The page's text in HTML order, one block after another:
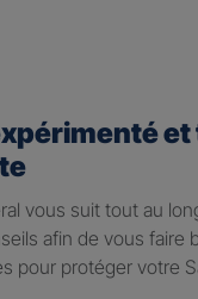
vous suit tout au
afin de vous faire
pour protéger votre